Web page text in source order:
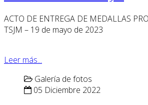
ACTO DE ENTREGA DE MEDALLAS
TSJM – 19 de mayo de 2023
Leer más...
Galería de fotos
05 Diciembre 2022